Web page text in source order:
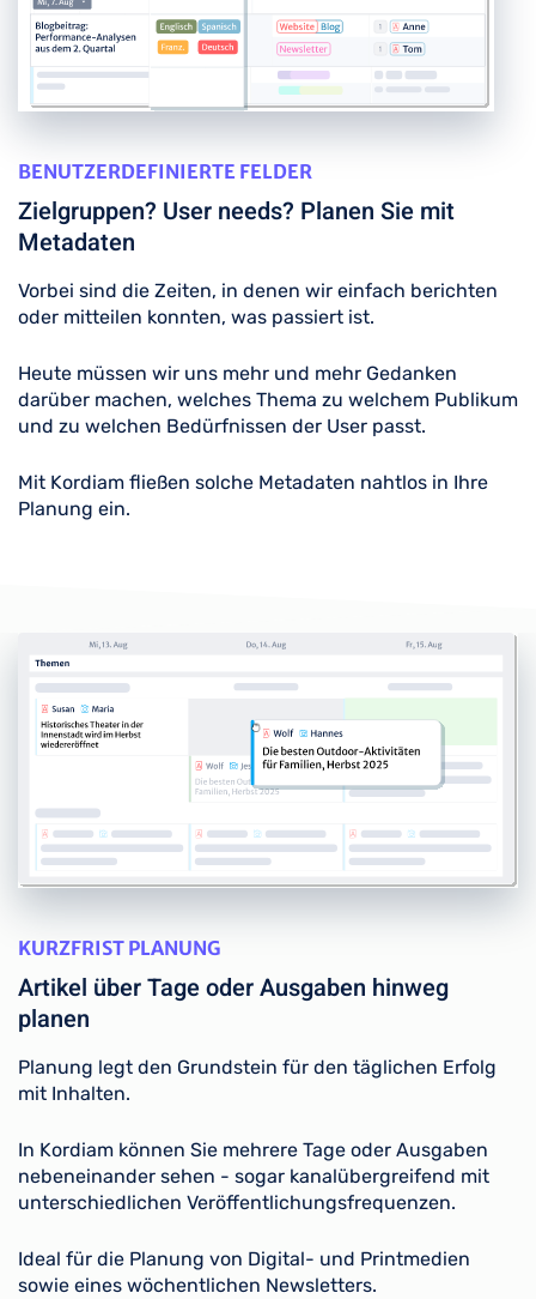
BENUTZERDEFINIERTE FELDER
Zielgruppen? User needs? Planen Sie mit
Metadaten
Vorbei sind die Zeiten, in denen wir einfach berichten
oder mitteilen konnten, was passiert ist.
Heute müssen wir uns mehr und mehr Gedanken
darüber machen, welches Thema zu welchem Publikum
und zu welchen Bedürfnissen der User passt.
Mit Kordiam fließen solche Metadaten nahtlos in Ihre
Planung ein.
KURZFRIST PLANUNG
Artikel über Tage oder Ausgaben hinweg
planen
Planung legt den Grundstein für den täglichen Erfolg
mit Inhalten.
In Kordiam können Sie mehrere Tage oder Ausgaben
nebeneinander sehen - sogar kanalübergreifend mit
unterschiedlichen Veröffentlichungsfrequenzen.
Ideal für die Planung von Digital- und Printmedien
sowie eines wöchentlichen Newsletters.